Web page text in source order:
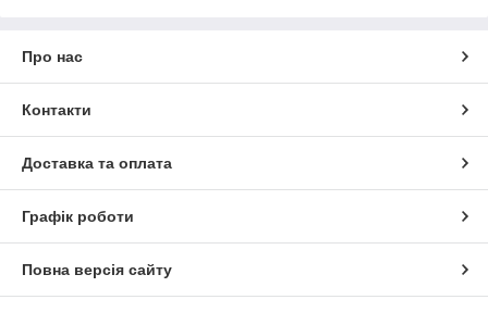
Про нас
Контакти
Доставка та оплата
Графік роботи
Повна версія сайту